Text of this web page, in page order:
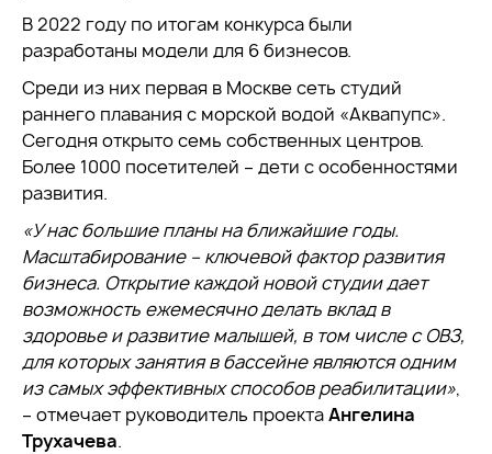
В 2022 году по итогам конкурса были
разработаны модели для 6 бизнесов.
Среди из них первая в Москве сеть студий
раннего плавания с морской водой «Аквапупс».
Сегодня открыто семь собственных центров.
Более 1000 посетителей – дети с особенностями
развития.
«У нас большие планы на ближайшие годы.
Масштабирование – ключевой фактор развития
бизнеса. Открытие каждой новой студии дает
возможность ежемесячно делать вклад в
здоровье и развитие малышей, в том числе с ОВЗ,
для которых занятия в бассейне являются одним
из самых эффективных способов реабилитации»,
– отмечает руководитель проектаАнгелина
Трухачева.